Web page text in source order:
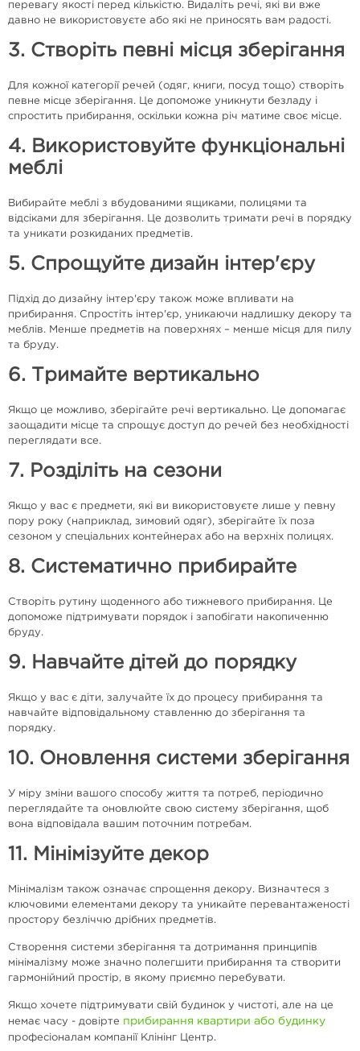
перевагу якості перед кількістю. Видаліть речі, які ви вже
давно не використовуєте або які не приносять вам радості.
3. Створіть певні місця зберігання
Для кожної категорії речей (одяг, книги, посуд тощо) створіть
певне місце зберігання. Це допоможе уникнути безладу і
спростить прибирання, оскільки кожна річ матиме своє місце.
4. Використовуйте функціональні
меблі
Вибирайте меблі з вбудованими ящиками, полицями та
відсіками для зберігання. Це дозволить тримати речі в порядку
та уникати розкиданих предметів.
5. Спрощуйте дизайн інтер'єру
Підхід до дизайну інтер'єру також може впливати на
прибирання. Спростіть інтер'єр, уникаючи надлишку декору та
меблів. Менше предметів на поверхнях – менше місця для пилу
та бруду.
6. Тримайте вертикально
Якщо це можливо, зберігайте речі вертикально. Це допомагає
заощадити місце та спрощує доступ до речей без необхідності
переглядати все.
7. Розділіть на сезони
Якщо у вас є предмети, які ви використовуєте лише у певну
пору року (наприклад, зимовий одяг), зберігайте їх поза
сезоном у спеціальних контейнерах або на верхніх полицях.
8. Систематично прибирайте
Створіть рутину щоденного або тижневого прибирання. Це
допоможе підтримувати порядок і запобігати накопиченню
бруду.
9. Навчайте дітей до порядку
Якщо у вас є діти, залучайте їх до процесу прибирання та
навчайте відповідальному ставленню до зберігання та
порядку.
10. Оновлення системи зберігання
У міру зміни вашого способу життя та потреб, періодично
переглядайте та оновлюйте свою систему зберігання, щоб
вона відповідала вашим поточним потребам.
11. Мінімізуйте декор
Мінімалізм також означає спрощення декору. Визначтеся з
ключовими елементами декору та уникайте перевантаженості
простору безліччю дрібних предметів.
Створення системи зберігання та дотримання принципів
мінімалізму може значно полегшити прибирання та створити
гармонійний простір, в якому приємно перебувати.
Якщо хочете підтримувати свій будинок у чистоті, але на це
немає часу - довірте прибирання квартири або будинку
професіоналам компанії Клінінг Центр.